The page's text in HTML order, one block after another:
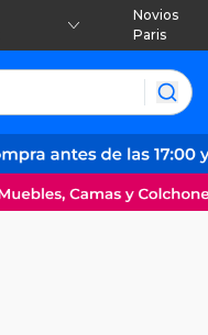
Novios
Paris